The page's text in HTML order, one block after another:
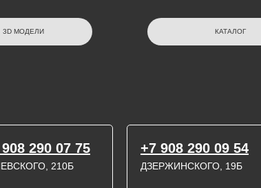
КАТАЛОГ
3D МОДЕЛИ
ДЗЕРЖИНСКОГО, 19Б
210Б
+7 908 290 09 54
290 07 75